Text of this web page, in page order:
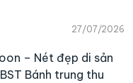
27/07/2026
– Nét đẹp di sản
Bánh trung thu